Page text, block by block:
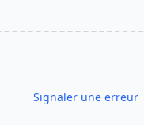
Signaler une erreur